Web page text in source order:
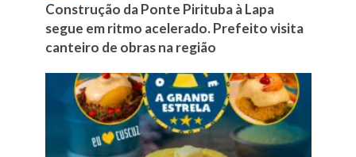
Construção da Ponte Pirituba à Lapa
segue em ritmo acelerado. Prefeito visita
canteiro de obras na região